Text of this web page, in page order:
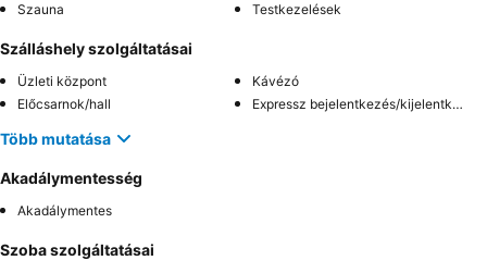
Szauna
Testkezelések
Szálláshely szolgáltatásai
Üzleti központ
Kávézó
Előcsarnok/hall
Expressz bejelentkezés/kijelentkezés
Több mutatása
Akadálymentesség
Akadálymentes
Szoba szolgáltatásai